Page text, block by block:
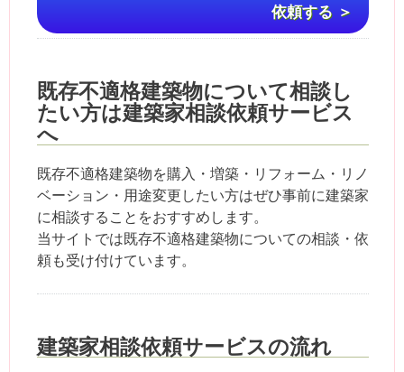
依頼する ＞
既存不適格建築物について相談し
たい方は建築家相談依頼サービス
へ
既存不適格建築物を購入・増築・リフォーム・リノ
ベーション・用途変更したい方はぜひ事前に建築家
に相談することをおすすめします。
当サイトでは既存不適格建築物についての相談・依
頼も受け付けています。
建築家相談依頼サービスの流れ